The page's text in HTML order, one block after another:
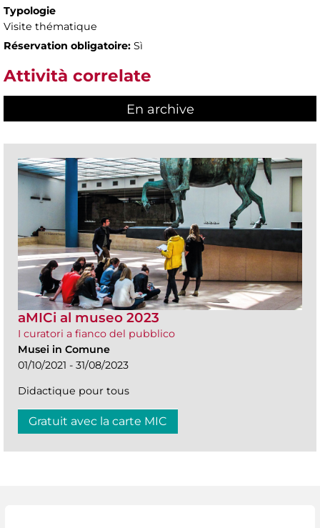
Typologie
Visite thématique
Réservation obligatoire: Sì
Attività correlate
En archive
aMICi al museo 2023
I curatori a fianco del pubblico
Musei in Comune
01/10/2021 - 31/08/2023
Didactique pour tous
Gratuit avec la carte MIC